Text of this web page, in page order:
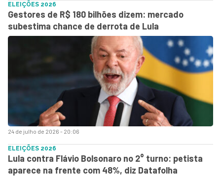
24 de julho de 2026 - 20:06
ELEIÇÕES 2026
Gestores de R$ 180 bilhões dizem: mercado
subestima chance de derrota de Lula
ELEIÇÕES 2026
Lula contra Flávio Bolsonaro no 2° turno: petista
aparece na frente com 48%, diz Datafolha